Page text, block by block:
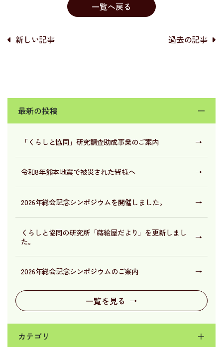
最新の投稿 ー
「くらしと協同」研究調査助成事業のご案内 →
令和8年熊本地震で被災された皆様へ →
2026年総会記念シンポジウムを開催しました。 →
くらしと協同の研究所「蒔絵屋だより」を更新しまし
た。
→
2026年総会記念シンポジウムのご案内 →
一覧を見る →
カテゴリ ＋
新しい記事
一覧へ戻る
過去の記事